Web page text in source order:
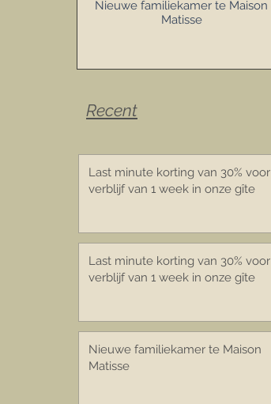
Nieuwe familiekamer te Maison
Matisse
Recent
Last minute korting van 30% voor
verblijf van 1 week in onze gîte
Last minute korting van 30% voor
verblijf van 1 week in onze gîte
Nieuwe familiekamer te Maison
Matisse